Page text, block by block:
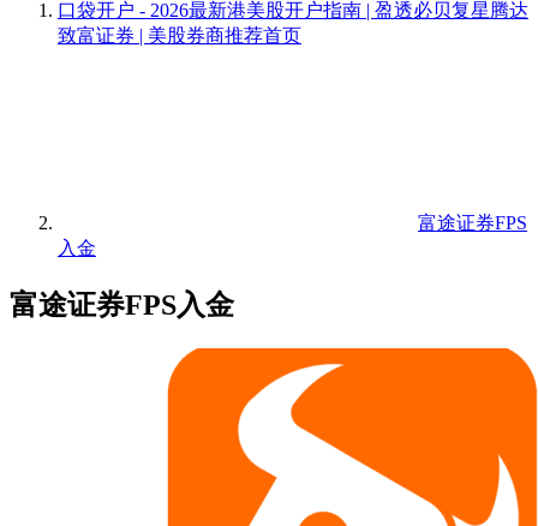
口袋开户 - 2026最新港美股开户指南 | 盈透必贝复星腾达
致富证券 | 美股券商推荐首页
富途证券FPS
入金
富途证券FPS入金